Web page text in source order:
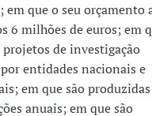
em que o seu orçamento
6 milhões de euros; em
projetos de investigação
entidades nacionais e
em que são
anuais; em que são